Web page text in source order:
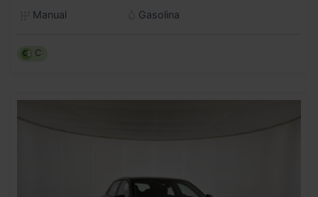
Manual
Gasolina
C